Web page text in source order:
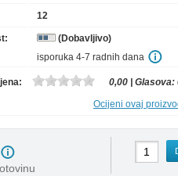
12
(Dobavljivo)
isporuka 4-7 radnih dana
0,00 | Glasova:
Ocijeni ovaj